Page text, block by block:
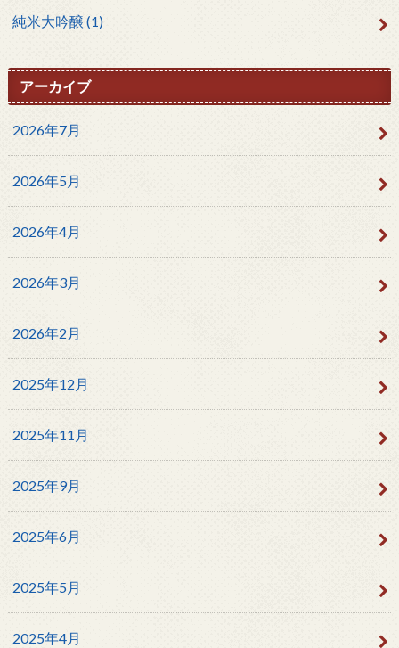
純米大吟醸 (1)
アーカイブ
2026年7月
2026年5月
2026年4月
2026年3月
2026年2月
2025年12月
2025年11月
2025年9月
2025年6月
2025年5月
2025年4月